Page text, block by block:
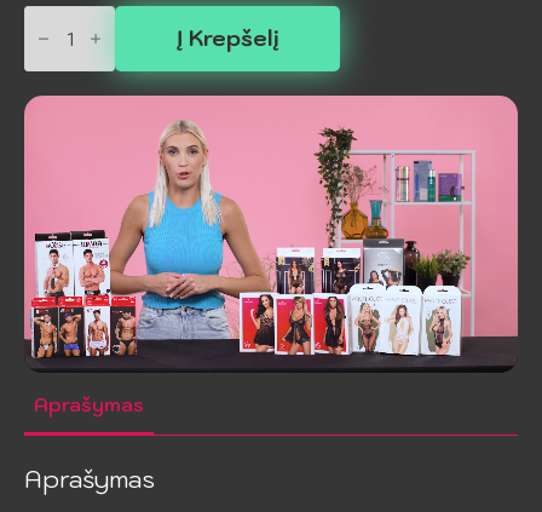
produkto
kiekis:
CHILIROSE
-
CR
4880
Į Krepšelį
Aprašymas
Aprašymas